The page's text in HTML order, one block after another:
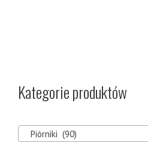
Kategorie produktów
Piórniki (90)